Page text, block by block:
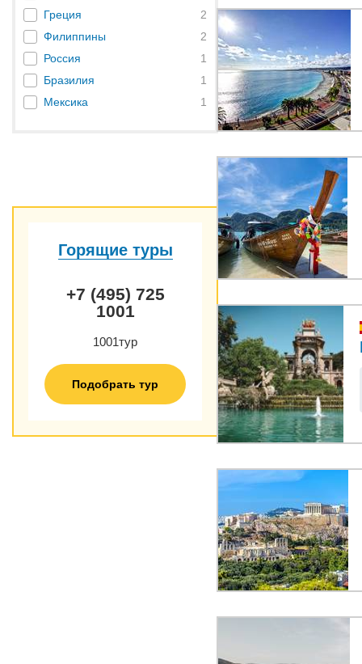
Греция
2
Филиппины
2
Россия
1
Бразилия
1
Мексика
1
Горящие туры
+7 (495) 725
1001
1001тур
Подобрать тур